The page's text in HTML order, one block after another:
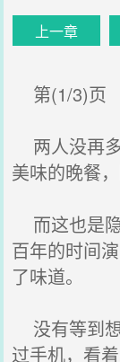
上一章
第(1/3)页
两人没再
美味的晚餐，
而这也是
百年的时间
了味道。
没有等到
过手机，看